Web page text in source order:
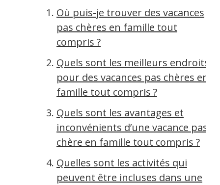
Où puis-je trouver des vacances
pas chères en famille tout
compris ?
Quels sont les meilleurs endroits
pour des vacances pas chères en
famille tout compris ?
Quels sont les avantages et
inconvénients d’une vacance pas
chère en famille tout compris ?
Quelles sont les activités qui
peuvent être incluses dans une